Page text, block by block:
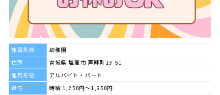
施設形態
幼稚園
住所
宮城県 塩竈市 芦畔町13-51
雇用形態
アルバイト・パート
給与
時給 1,250円～1,250円